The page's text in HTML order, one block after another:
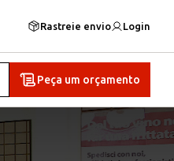
Rastreie envio Login
Peça um orçamento